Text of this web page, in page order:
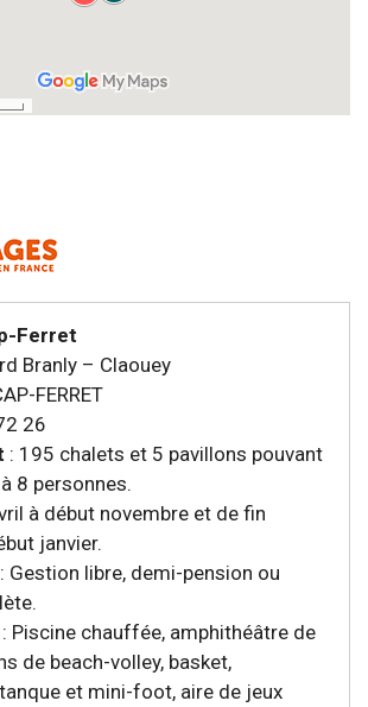
Ferret
Branly – Claouey
FERRET
26
: 195 chalets et 5 pavillons pouvant
8 personnes.
à début novembre et de fin
janvier.
: Gestion libre, demi-pension ou
: Piscine chauffée, amphithéâtre de
de beach-volley, basket,
et mini-foot, aire de jeux